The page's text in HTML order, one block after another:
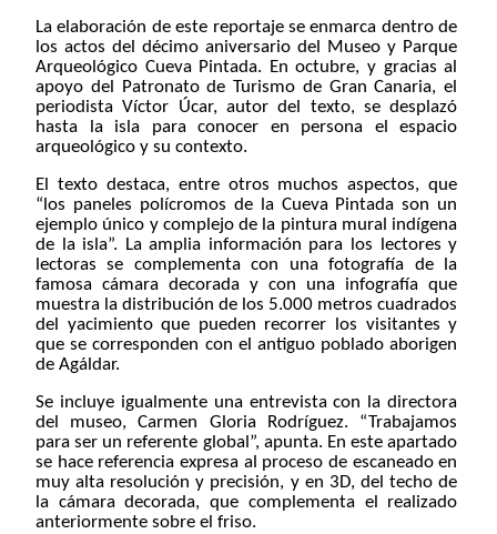
La elaboración de este reportaje se enmarca dentro de
los actos del décimo aniversario del Museo y Parque
Arqueológico Cueva Pintada. En octubre, y gracias al
apoyo del Patronato de Turismo de Gran Canaria, el
periodista Víctor Úcar, autor del texto, se desplazó
hasta la isla para conocer en persona el espacio
arqueológico y su contexto.
El texto destaca, entre otros muchos aspectos, que
“los paneles polícromos de la Cueva Pintada son un
ejemplo único y complejo de la pintura mural indígena
de la isla”. La amplia información para los lectores y
lectoras se complementa con una fotografía de la
famosa cámara decorada y con una infografía que
muestra la distribución de los 5.000 metros cuadrados
del yacimiento que pueden recorrer los visitantes y
que se corresponden con el antiguo poblado aborigen
de Agáldar.
Se incluye igualmente una entrevista con la directora
del museo, Carmen Gloria Rodríguez. “Trabajamos
para ser un referente global”, apunta. En este apartado
se hace referencia expresa al proceso de escaneado en
muy alta resolución y precisión, y en 3D, del techo de
la cámara decorada, que complementa el realizado
anteriormente sobre el friso.